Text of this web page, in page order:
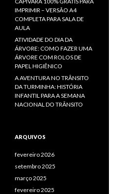
IMPRIMIR – VERSÃO A4
COMPLETA PARA SALA DE
AULA
ATIVIDADE DO DIA DA
ÁRVORE: COMO FAZER UMA
ÁRVORE COM ROLOS DE
PAPEL HIGIÊNICO
A AVENTURA NO TRÂNSITO
DA TURMINHA: HISTÓRIA
INFANTIL PARA A SEMANA
NACIONAL DO TRÂNSITO
ARQUIVOS
fevereiro 2026
setembro 2025
março 2025
fevereiro 2025